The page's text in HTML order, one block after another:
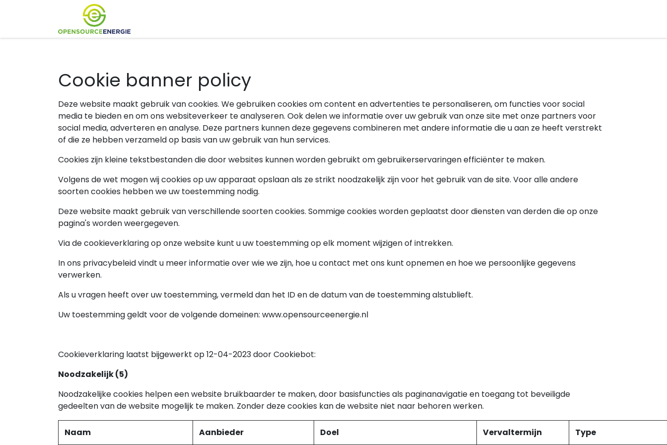
Cookie banner policy
Deze website maakt gebruik van cookies. We gebruiken cookies om content en advertenties te personaliseren, om functies voor social
media te bieden en om ons websiteverkeer te analyseren. Ook delen we informatie over uw gebruik van onze site met onze partners voor
social media, adverteren en analyse. Deze partners kunnen deze gegevens combineren met andere informatie die u aan ze heeft verstrekt
of die ze hebben verzameld op basis van uw gebruik van hun services.
Cookies zijn kleine tekstbestanden die door websites kunnen worden gebruikt om gebruikerservaringen efficiënter te maken.
Volgens de wet mogen wij cookies op uw apparaat opslaan als ze strikt noodzakelijk zijn voor het gebruik van de site. Voor alle andere
soorten cookies hebben we uw toestemming nodig.
Deze website maakt gebruik van verschillende soorten cookies. Sommige cookies worden geplaatst door diensten van derden die op onze
pagina's worden weergegeven.
Via de cookieverklaring op onze website kunt u uw toestemming op elk moment wijzigen of intrekken.
In ons privacybeleid vindt u meer informatie over wie we zijn, hoe u contact met ons kunt opnemen en hoe we persoonlijke gegevens
verwerken.
Als u vragen heeft over uw toestemming, vermeld dan het ID en de datum van de toestemming alstublieft.
Uw toestemming geldt voor de volgende domeinen: www.opensourceenergie.nl
Cookieverklaring laatst bijgewerkt op 12-04-2023 doorCookiebot:
Noodzakelijk (5)
Noodzakelijke cookies helpen een website bruikbaarder te maken, door basisfuncties als paginanavigatie en toegang tot beveiligde
gedeelten van de website mogelijk te maken. Zonder deze cookies kan de website niet naar behoren werken.
Naam Aanbieder Doel Vervaltermijn Type